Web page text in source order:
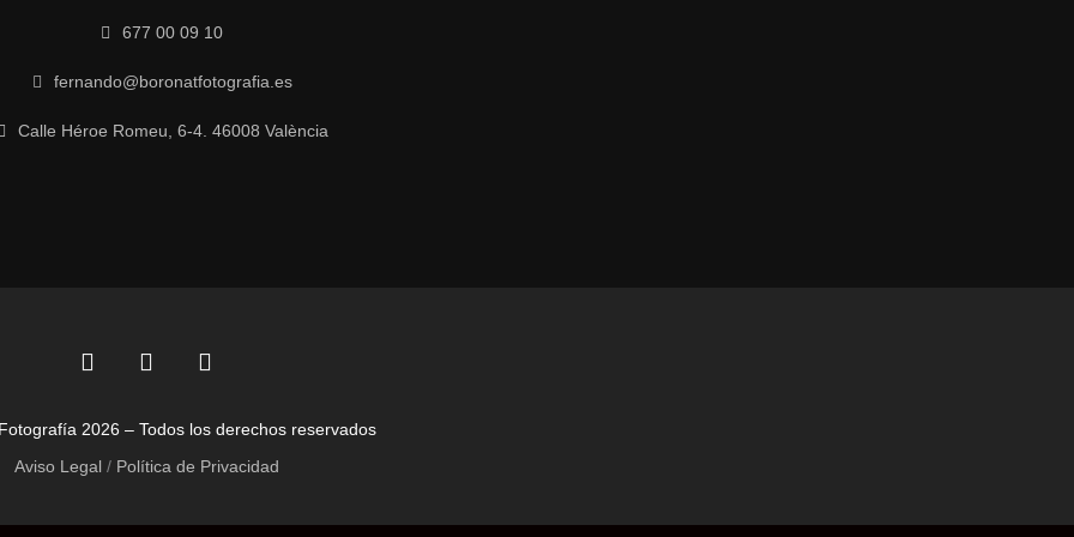
677 00 09 10
fernando@boronatfotografia.es
Calle Héroe Romeu, 6-4. 46008 València
F
e
o
k
L
k
e
d
n
I
t
a
g
a
2026 – Todos los derechos reservados
Aviso Legal/ Política de Privacidad